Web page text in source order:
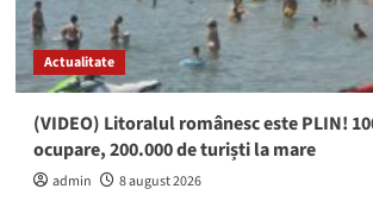
Actualitate
(VIDEO) Litoralul românesc este PLIN!
ocupare, 200.000 de turiști la mare
admin 8 august 2026